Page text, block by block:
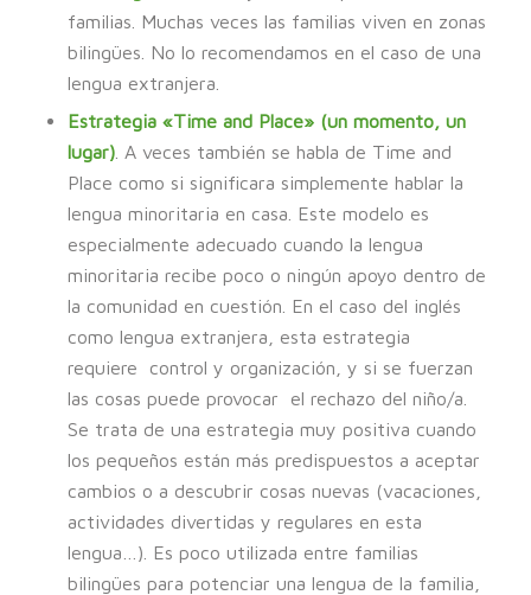
familias. Muchas veces las familias viven en zonas
bilingües. No lo recomendamos en el caso de una
lengua extranjera.
Estrategia «Time and Place» (un momento, un
lugar). A veces también se habla de Time and
Place como si significara simplemente hablar la
lengua minoritaria en casa. Este modelo es
especialmente adecuado cuando la lengua
minoritaria recibe poco o ningún apoyo dentro de
la comunidad en cuestión. En el caso del inglés
como lengua extranjera, esta estrategia
requiere control y organización, y si se fuerzan
las cosas puede provocar el rechazo del niño/a.
Se trata de una estrategia muy positiva cuando
los pequeños están más predispuestos a aceptar
cambios o a descubrir cosas nuevas (vacaciones,
actividades divertidas y regulares en esta
lengua…). Es poco utilizada entre familias
bilingües para potenciar una lengua de la familia,